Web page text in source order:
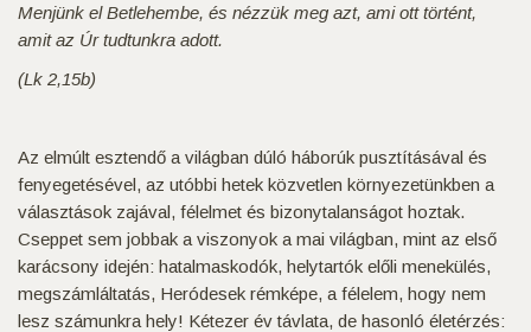
Menjünk el Betlehembe, és nézzük meg azt, ami ott történt,
amit az Úr tudtunkra adott.
(Lk 2,15b)
Az elmúlt esztendő a világban dúló háborúk pusztításával és
fenyegetésével, az utóbbi hetek közvetlen környezetünkben a
választások zajával, félelmet és bizonytalanságot hoztak.
Cseppet sem jobbak a viszonyok a mai világban, mint az első
karácsony idején: hatalmaskodók, helytartók előli menekülés,
megszámláltatás, Heródesek rémképe, a félelem, hogy nem
lesz számunkra hely! Kétezer év távlata, de hasonló életérzés: